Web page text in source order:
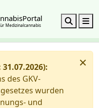
Medizinalcannabis Search
×
des GKV-
wurden
und